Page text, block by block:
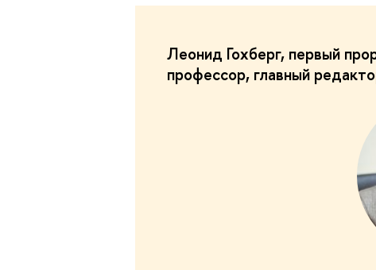
Леонид Гохберг, первый
профессор, главный